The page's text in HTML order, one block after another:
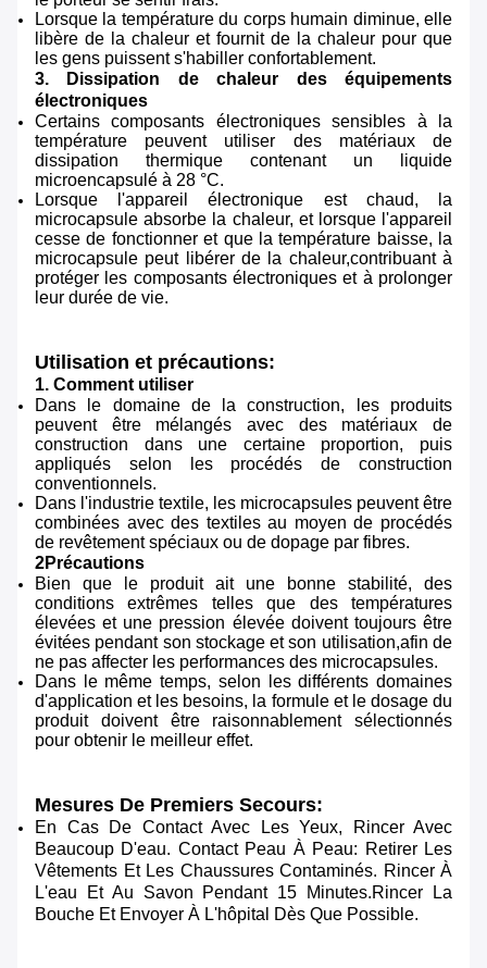
Lorsque la température du corps humain diminue, elle
libère de la chaleur et fournit de la chaleur pour que
les gens puissent s'habiller confortablement.
3. Dissipation de chaleur des équipements
électroniques
Certains composants électroniques sensibles à la
température peuvent utiliser des matériaux de
dissipation thermique contenant un liquide
microencapsulé à 28 °C.
Lorsque l'appareil électronique est chaud, la
microcapsule absorbe la chaleur, et lorsque l'appareil
cesse de fonctionner et que la température baisse, la
microcapsule peut libérer de la chaleur,contribuant à
protéger les composants électroniques et à prolonger
leur durée de vie.
Utilisation et précautions:
1. Comment utiliser
Dans le domaine de la construction, les produits
peuvent être mélangés avec des matériaux de
construction dans une certaine proportion, puis
appliqués selon les procédés de construction
conventionnels.
Dans l'industrie textile, les microcapsules peuvent être
combinées avec des textiles au moyen de procédés
de revêtement spéciaux ou de dopage par fibres.
2Précautions
Bien que le produit ait une bonne stabilité, des
conditions extrêmes telles que des températures
élevées et une pression élevée doivent toujours être
évitées pendant son stockage et son utilisation,afin de
ne pas affecter les performances des microcapsules.
Dans le même temps, selon les différents domaines
d'application et les besoins, la formule et le dosage du
produit doivent être raisonnablement sélectionnés
pour obtenir le meilleur effet.
Mesures De Premiers Secours:
En Cas De Contact Avec Les Yeux, Rincer Avec
Beaucoup D'eau. Contact Peau À Peau: Retirer Les
Vêtements Et Les Chaussures Contaminés. Rincer À
L'eau Et Au Savon Pendant 15 Minutes.Rincer La
Bouche Et Envoyer À L'hôpital Dès Que Possible.